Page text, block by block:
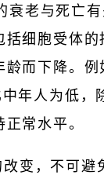
衰老与死亡
括细胞受体
龄而下降。
年人为低，
常水平。
变，不可避